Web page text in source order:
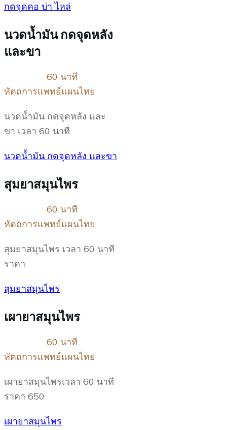
กดจุดคอ บ่า ไหล่
นวดน้ำมัน กดจุดหลัง
และขา
60 นาที
หัตถการแพทย์แผนไทย
นวดน้ำมัน กดจุดหลัง และ
ขา เวลา 60 นาที
นวดน้ำมัน กดจุดหลัง และขา
สุมยาสมุนไพร
60 นาที
หัตถการแพทย์แผนไทย
สุมยาสมุนไพร เวลา 60 นาที
ราคา
สุมยาสมุนไพร
เผายาสมุนไพร
60 นาที
หัตถการแพทย์แผนไทย
เผายาสมุนไพรเวลา 60 นาที
ราคา 650
เผายาสมุนไพร